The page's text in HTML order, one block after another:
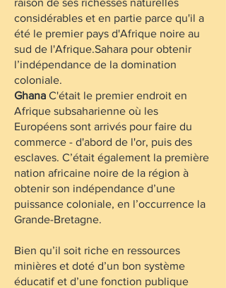
raison de ses richesses naturelles
considérables et en partie parce qu'il a
été le premier pays d'Afrique noire au
sud de l'Afrique.Sahara pour obtenir
l’indépendance de la domination
coloniale.
Ghana C'était le premier endroit en
Afrique subsaharienne où les
Européens sont arrivés pour faire du
commerce - d'abord de l'or, puis des
esclaves. C’était également la première
nation africaine noire de la région à
obtenir son indépendance d’une
puissance coloniale, en l’occurrence la
Grande-Bretagne.
Bien qu’il soit riche en ressources
minières et doté d’un bon système
éducatif et d’une fonction publique